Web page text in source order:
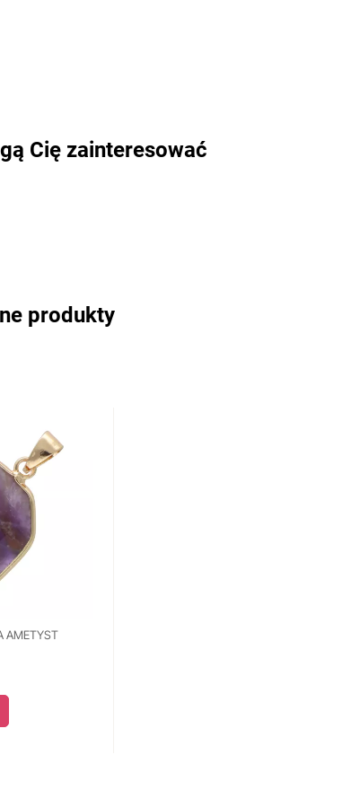
Cię zainteresować
produkty
AMETYST